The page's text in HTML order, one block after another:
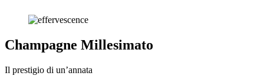
Champagne Millesimato
Il prestigio di un’annata